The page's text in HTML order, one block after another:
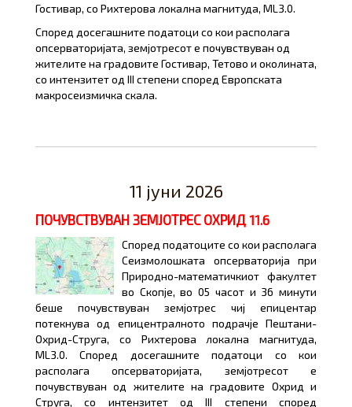
Гостивар, со Рихтерова локална магнитуда, ML3.0.
Според досегашните податоци со кои располага
опсерваторијата, земјотресот е почувствуван од
жителите на градовите Гостивар, Тетово и околината,
со интензитет од III степени според Европската
макросеизмичка скала.
11 јуни 2026
ПОЧУВСТВУВАН ЗЕМЈОТРЕС ОХРИД 11.6
Според податоците со кои располага
Сеизмолошката опсерваторија при
Природно-математичкиот факултет
во Скопје, во 05 часот и 36 минути
беше почувствуван земјотрес чиј епицентар
потекнува од епицентралното подрачје Пештани-
Охрид-Струга, со Рихтерова локална магнитуда,
ML3.0. Според досегашните податоци со кои
располага опсерваторијата, земјотресот е
почувствуван од жителите на градовите Охрид и
Струга, со интензитет од III степени според